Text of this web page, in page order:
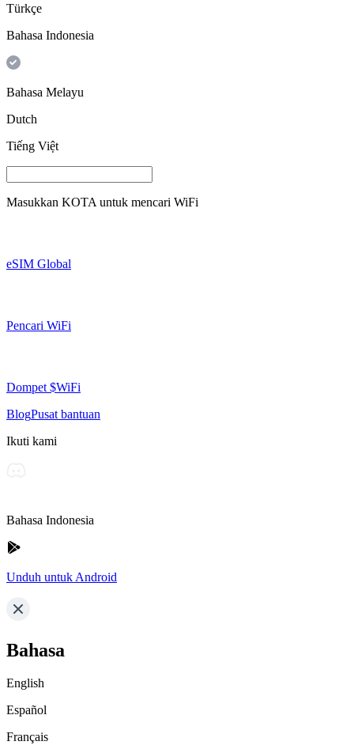
Türkçe
Bahasa Indonesia
Bahasa Melayu
Dutch
Tiếng Việt
Masukkan KOTA untuk mencari WiFi
eSIM Global
Pencari WiFi
Dompet $WiFi
BlogPusat bantuan
Ikuti kami
Bahasa Indonesia
Unduh untuk Android
Bahasa
English
Español
Français